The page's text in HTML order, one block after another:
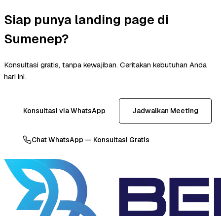
Siap punya landing page di
Sumenep?
Konsultasi gratis, tanpa kewajiban. Ceritakan kebutuhan Anda
hari ini.
Konsultasi via WhatsApp Jadwalkan Meeting
Chat WhatsApp — Konsultasi Gratis